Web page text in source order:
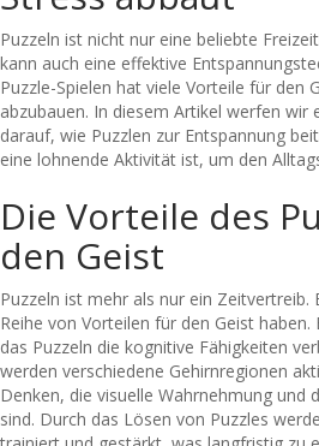
Puzzeln ist nicht nur eine beliebte
kann auch eine effektive
Puzzle-Spielen hat viele Vorteile für den
abzubauen. In diesem Artikel werfen wir
darauf, wie Puzzlen zur Entspannung
eine lohnende Aktivität ist, um den
Die Vorteile des
den Geist
Puzzeln ist mehr als nur ein Zeitvertreib.
Reihe von Vorteilen für den Geist haben.
das Puzzeln die kognitive Fähigkeiten
werden verschiedene Gehirnregionen
Denken, die visuelle Wahrnehmung und
sind. Durch das Lösen von Puzzles